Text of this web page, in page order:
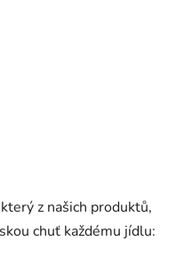
z našich produktů,
chuť každému jídlu: